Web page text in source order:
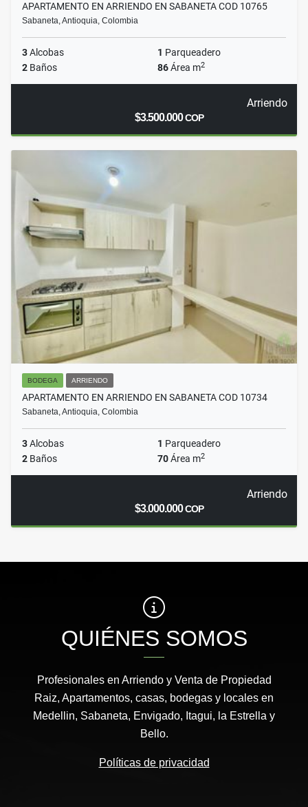
APARTAMENTO EN ARRIENDO EN SABANETA COD 10765
Sabaneta, Antioquia, Colombia
3Alcobas 1 Parqueadero
2 Baños 86Área m2
Arriendo
$3.500.000COP
BODEGA ARRIENDO
APARTAMENTO EN ARRIENDO EN SABANETA COD 10734
Sabaneta, Antioquia, Colombia
3Alcobas 1 Parqueadero
2 Baños 70Área m2
Arriendo
$3.000.000COP
QUIÉNES SOMOS
Profesionales en Arriendo y Venta de Propiedad
Raiz, Apartamentos, casas, bodegas y locales en
Medellin, Sabaneta, Envigado, Itagui, la Estrella y
Bello.
Políticas de privacidad